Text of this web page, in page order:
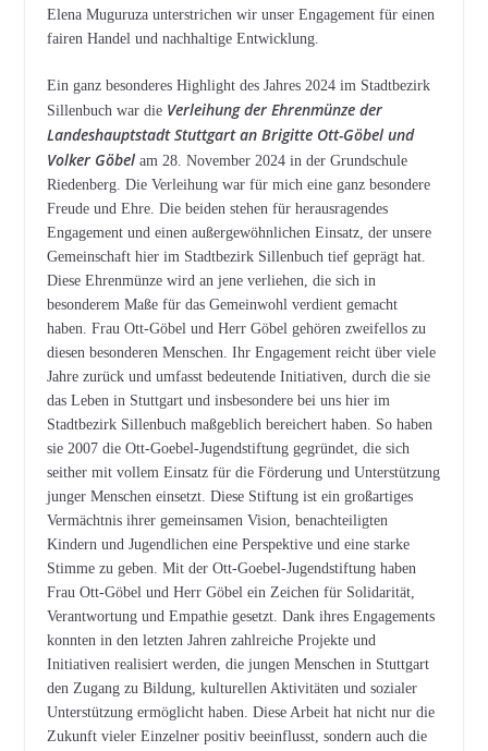
Elena Muguruza unterstrichen wir unser Engagement für einen
fairen Handel und nachhaltige Entwicklung.
Ein ganz besonderes Highlight des Jahres 2024 im Stadtbezirk
Sillenbuch war die Verleihung der Ehrenmünze der
Landeshauptstadt Stuttgart an Brigitte Ott-Göbel und
Volker Göbelam 28. November 2024 in der Grundschule
Riedenberg. Die Verleihung war für mich eine ganz besondere
Freude und Ehre. Die beiden stehen für herausragendes
Engagement und einen außergewöhnlichen Einsatz, der unsere
Gemeinschaft hier im Stadtbezirk Sillenbuch tief geprägt hat.
Diese Ehrenmünze wird an jene verliehen, die sich in
besonderem Maße für das Gemeinwohl verdient gemacht
haben. Frau Ott-Göbel und Herr Göbel gehören zweifellos zu
diesen besonderen Menschen. Ihr Engagement reicht über viele
Jahre zurück und umfasst bedeutende Initiativen, durch die sie
das Leben in Stuttgart und insbesondere bei uns hier im
Stadtbezirk Sillenbuch maßgeblich bereichert haben. So haben
sie 2007 die Ott-Goebel-Jugendstiftung gegründet, die sich
seither mit vollem Einsatz für die Förderung und Unterstützung
junger Menschen einsetzt. Diese Stiftung ist ein großartiges
Vermächtnis ihrer gemeinsamen Vision, benachteiligten
Kindern und Jugendlichen eine Perspektive und eine starke
Stimme zu geben. Mit der Ott-Goebel-Jugendstiftung haben
Frau Ott-Göbel und Herr Göbel ein Zeichen für Solidarität,
Verantwortung und Empathie gesetzt. Dank ihres Engagements
konnten in den letzten Jahren zahlreiche Projekte und
Initiativen realisiert werden, die jungen Menschen in Stuttgart
den Zugang zu Bildung, kulturellen Aktivitäten und sozialer
Unterstützung ermöglicht haben. Diese Arbeit hat nicht nur die
Zukunft vieler Einzelner positiv beeinflusst, sondern auch die